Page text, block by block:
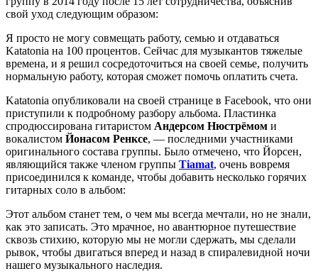
свой уход следующим образом:
Я просто не могу совмещать работу, семью и отдаваться
Katatonia на 100 процентов. Сейчас для музыкантов тяжелые
времена, и я решил сосредоточиться на своей семье, получить
нормальную работу, которая сможет помочь оплатить счета.
Katatonia опубликовали на своей странице в Facebook, что они
приступили к подробному разбору альбома. Пластинка
спродюссирована гитаристом Андерсом Нюстрёмом и
вокалистом Йонасом Ренксе, — последними участниками
оригинального состава группы. Было отмечено, что Йорсен,
являющийся также членом группы Tiamat, очень вовремя
присоединился к команде, чтобы добавить несколько горячих
гитарных соло в альбом:
Этот альбом станет тем, о чем мы всегда мечтали, но не знали,
как это записать. Это мрачное, но авантюрное путешествие
сквозь стихию, которую мы не могли сдержать, мы сделали
рывок, чтобы двигаться вперед и назад в спиралевидной ночи
нашего музыкального наследия.